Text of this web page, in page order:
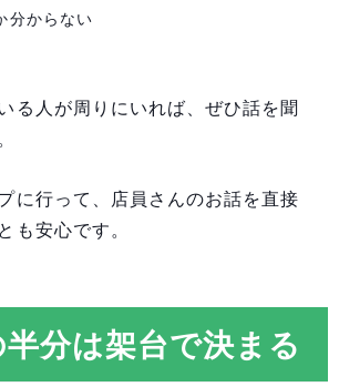
分からない
る人が周りにいれば、ぜひ話を聞
に行って、店員さんのお話を直接
も安心です。
分は架台で決まる